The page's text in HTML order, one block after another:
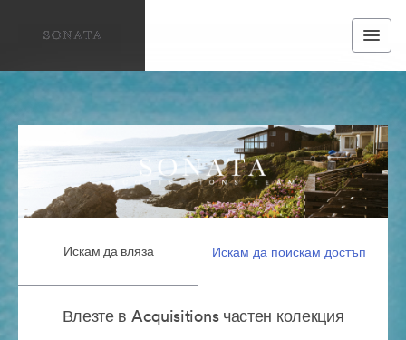
Искам да вляза Искам да поискам достъп
Влезте в Acquisitions частен колекция